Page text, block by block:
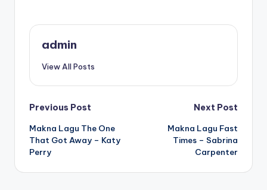
admin
View All Posts
Post
navigation
Previous Post
Makna Lagu The One
That Got Away – Katy
Perry
Next Post
Makna Lagu Fast
Times – Sabrina
Carpenter